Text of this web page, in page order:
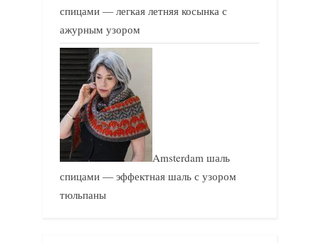
спицами — легкая летняя косынка с
ажурным узором
Amsterdam шаль
спицами — эффектная шаль с узором
тюльпаны